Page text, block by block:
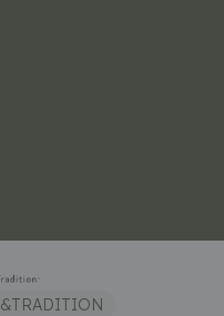
&TRADITION